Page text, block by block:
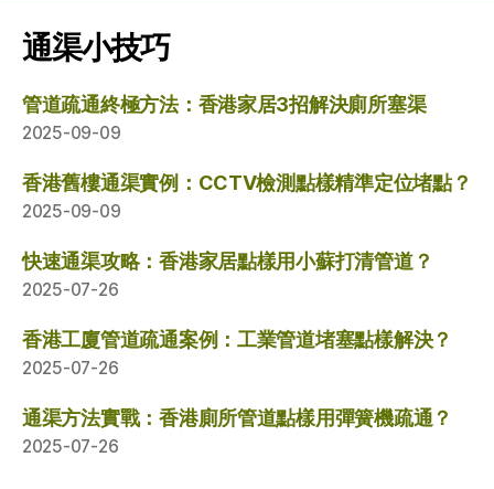
通渠小技巧
管道疏通終極方法：香港家居3招解決廁所塞渠
2025-09-09
香港舊樓通渠實例：CCTV檢測點樣精準定位堵點？
2025-09-09
快速通渠攻略：香港家居點樣用小蘇打清管道？
2025-07-26
香港工廈管道疏通案例：工業管道堵塞點樣解決？
2025-07-26
通渠方法實戰：香港廁所管道點樣用彈簧機疏通？
2025-07-26